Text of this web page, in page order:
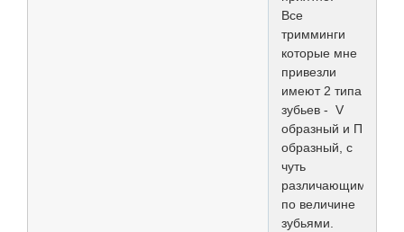
Все
тримминги
которые мне
привезли
имеют 2 типа
зубьев - V
образный и П
образный, с
чуть
различающимся
по величине
зубьями.